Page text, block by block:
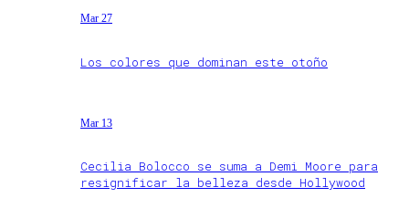
Mar 27
Los colores que dominan este otoño
Mar 13
Cecilia Bolocco se suma a Demi Moore para
resignificar la belleza desde Hollywood